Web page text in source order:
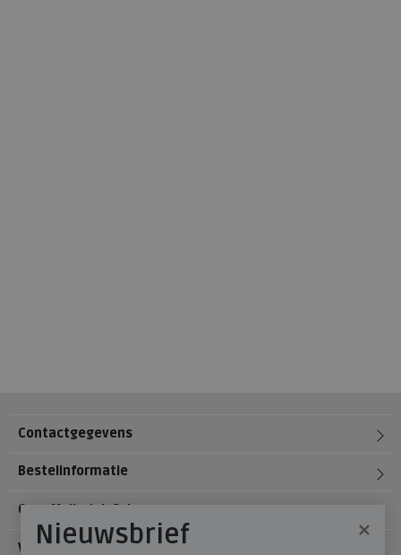
Contactgegevens
Bestelinformatie
Over Meijerink Schoenen
Voetzorg
×
Nieuwsbrief